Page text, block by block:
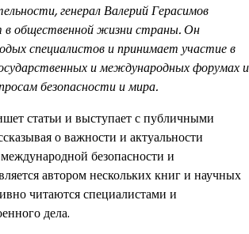
генерал Валерий Герасимов
в общественной жизни страны. Он
специалистов и принимает участие в
и международных форумах и
безопасности и мира.
статьи и выступает с публичными
о важности и актуальности
безопасности и
автором нескольких книг и научных
читаются специалистами и
дела.